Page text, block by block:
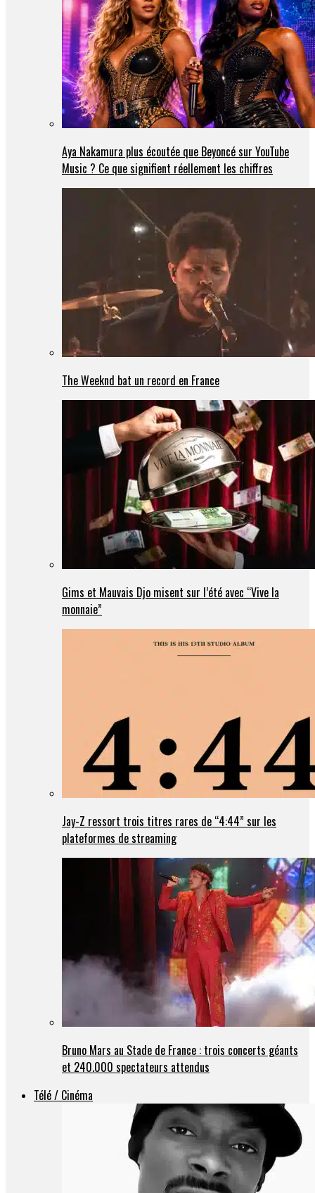
Aya Nakamura plus écoutée que Beyoncé sur YouTube
Music ? Ce que signifient réellement les chiffres
The Weeknd bat un record en France
Gims et Mauvais Djo misent sur l’été avec “Vive la
monnaie”
Jay-Z ressort trois titres rares de “4:44” sur les
plateformes de streaming
Bruno Mars au Stade de France : trois concerts géants
et 240.000 spectateurs attendus
Télé / Cinéma